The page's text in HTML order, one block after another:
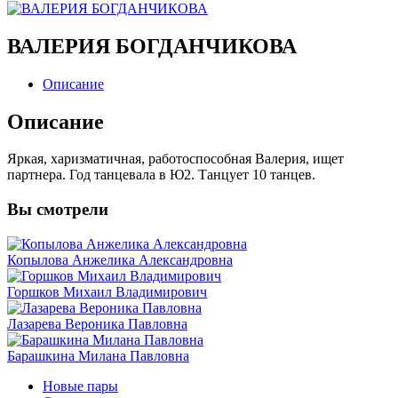
ВАЛЕРИЯ БОГДАНЧИКОВА
Описание
Описание
Яркая, харизматичная, работоспособная Валерия, ищет
партнера. Год танцевала в Ю2. Танцует 10 танцев.
Вы смотрели
Копылова Анжелика Александровна
Горшков Михаил Владимирович
Лазарева Вероника Павловна
Барашкина Милана Павловна
Новые пары